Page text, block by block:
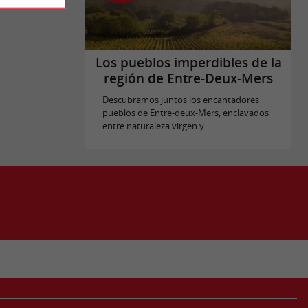
Los pueblos imperdibles de la
región de Entre-Deux-Mers
Descubramos juntos los encantadores
pueblos de Entre-deux-Mers, enclavados
entre naturaleza virgen y ...